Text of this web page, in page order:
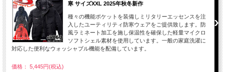
寒 サイズXXL 2025年秋冬新作
種々の機能ポケットを装備しミリタリーエッセンスを注
入したユーティリティ防寒ウェアをご提供致します。防
風ラミネート加工を施し保温性を確保した軽量マイクロ
ソフトシェル素材を使用しています。一般の家庭洗濯に
対応した便利なウォッシャブル機能を配備しています。
価格： 5,445円(税込)